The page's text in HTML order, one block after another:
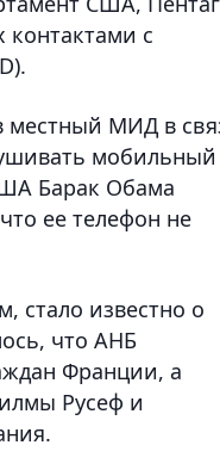
с
местный МИД в
мобильный
Барак Обама
ее телефон не
стало известно о
что АНБ
Франции, а
Русеф и